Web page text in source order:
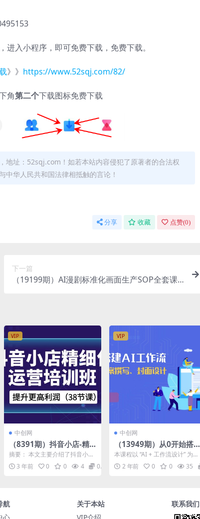
进入小程序，即可免费下载，免费下载。
》》 https://www.52sqj.com/82/
角第二个下载图标免费下载
地址：52sqj.com！如若本站内容侵犯了原著者的合法权
中华人民共和国法律相抵触的言论！
分享 收藏 点赞(0)
下一篇
（19199期）AI漫剧标准化画面生产SOP全套课
VIP
中创网
（8391期）抖音小店-精
细化运营培训班，提升更
高利润（38节课）
摘要： 本文主要介绍了抖音小店
的精细化运营培训班，该课程共
包含38节课。课程内容...
3 年前 0 0 4 0.99
VIP
中创网
（13949期）从0开始搭建
AI工作流，包括选题、文
案撰写、封面设计、数据
分析等
本课程以 “AI + 工作流设计” 为核
心，帮助你从基础入门到系统掌
握，全面提升...
2 年前 0 0 35
航
关于本站
联系我们